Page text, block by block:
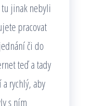
jinak nebyli
pracovat
či do
teď a tady
rychlý, aby
s ním